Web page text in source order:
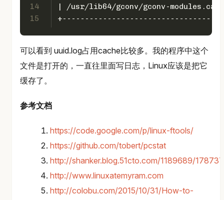
14
15
| /usr/lib64/gconv/gconv-
可以看到 uuid.log占用cache比较多。我的程序中这个
文件是打开的，一直往里面写日志，Linux应该是把它
缓存了。
参考文档
https://code.google.com/p/linux-ftools/
https://github.com/tobert/pcstat
http://shanker.blog.51cto.com/1189689/
http://www.linuxatemyram.com
http://colobu.com/2015/10/31/How-to-